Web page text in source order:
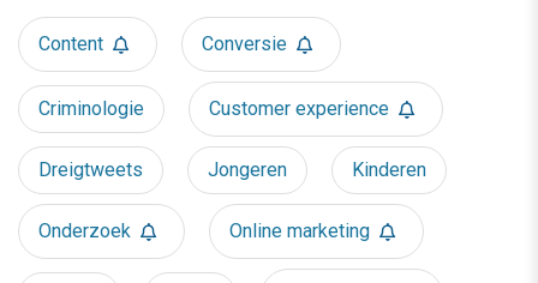
Content Conversie
Criminologie Customer experience
Dreigtweets Jongeren Kinderen
Onderzoek Online marketing